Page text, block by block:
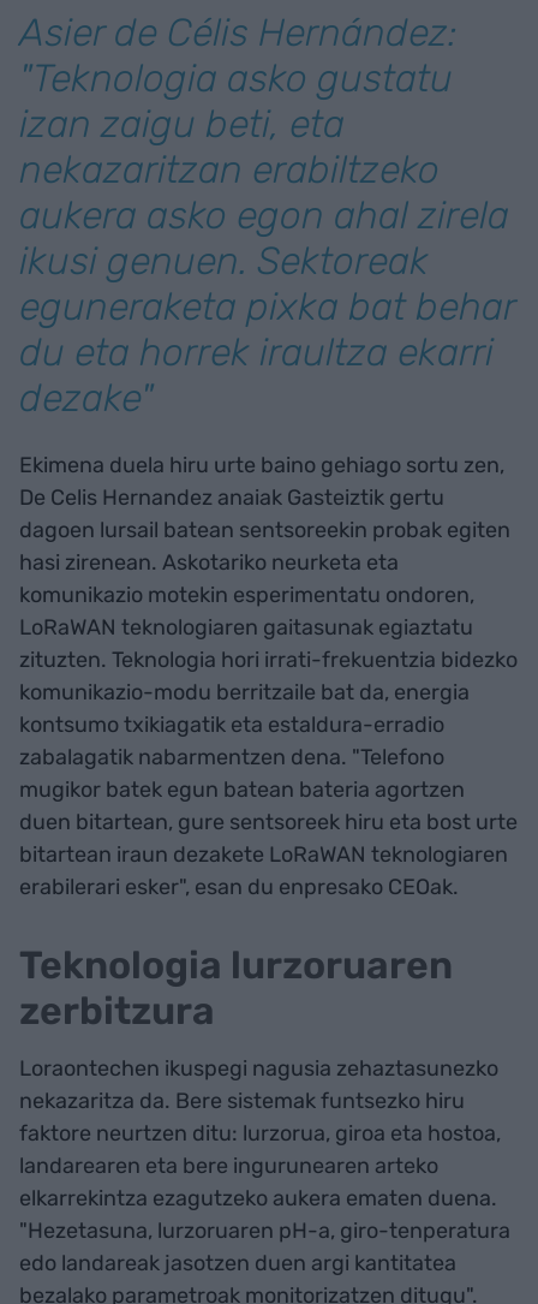
Asier de Célis Hernández:
"Teknologia asko gustatu
izan zaigu beti, eta
nekazaritzan erabiltzeko
aukera asko egon ahal zirela
ikusi genuen. Sektoreak
eguneraketa pixka bat behar
du eta horrek iraultza ekarri
dezake"
Ekimena duela hiru urte baino gehiago sortu zen,
De Celis Hernandez anaiak Gasteiztik gertu
dagoen lursail batean sentsoreekin probak egiten
hasi zirenean. Askotariko neurketa eta
komunikazio motekin esperimentatu ondoren,
LoRaWAN teknologiaren gaitasunak egiaztatu
zituzten. Teknologia hori irrati-frekuentzia bidezko
komunikazio-modu berritzaile bat da, energia
kontsumo txikiagatik eta estaldura-erradio
zabalagatik nabarmentzen dena. "Telefono
mugikor batek egun batean bateria agortzen
duen bitartean, gure sentsoreek hiru eta bost urte
bitartean iraun dezakete LoRaWAN teknologiaren
erabilerari esker", esan du enpresako CEOak.
Teknologia lurzoruaren
zerbitzura
Loraontechen ikuspegi nagusia zehaztasunezko
nekazaritza da. Bere sistemak funtsezko hiru
faktore neurtzen ditu: lurzorua, giroa eta hostoa,
landarearen eta bere ingurunearen arteko
elkarrekintza ezagutzeko aukera ematen duena.
"Hezetasuna, lurzoruaren pH-a, giro-tenperatura
edo landareak jasotzen duen argi kantitatea
bezalako parametroak monitorizatzen ditugu".